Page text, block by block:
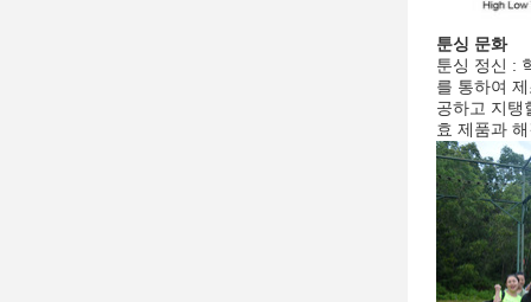
툰싱 문화
툰싱 정신 :
를 통하여
공하고 지탱
효 제품과